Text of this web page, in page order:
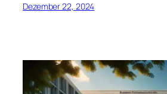
Dezember 22, 2024